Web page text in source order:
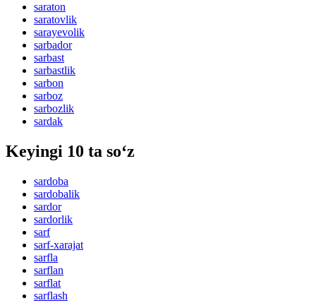
saraton
saratovlik
sarayevolik
sarbador
sarbast
sarbastlik
sarbon
sarboz
sarbozlik
sardak
Keyingi 10 ta so‘z
sardoba
sardobalik
sardor
sardorlik
sarf
sarf-xarajat
sarfla
sarflan
sarflat
sarflash